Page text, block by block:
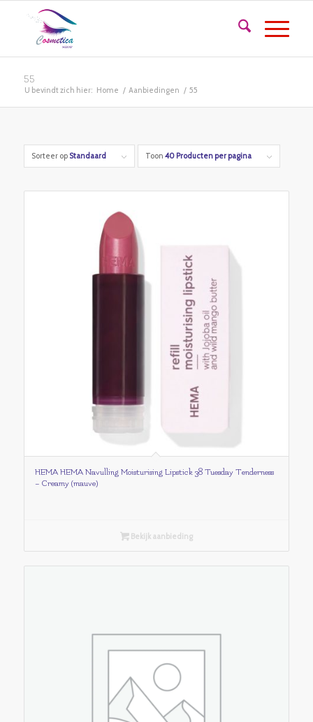
55
U bevindt zich hier: Home / Aanbiedingen / 55
Sorteer op Standaard Toon 40 Producten per pagina
HEMA HEMA Navulling Moisturising Lipstick 38 Tuesday Tenderness
– Creamy (mauve)
Bekijk aanbieding